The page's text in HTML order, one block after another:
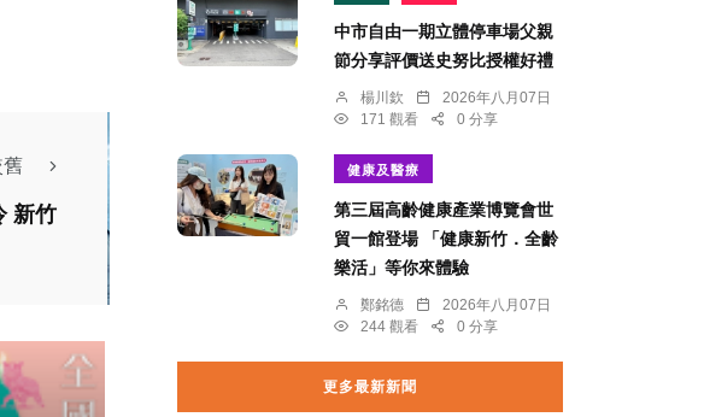
舊
新竹
中市自由一期立體停車場父親
節分享評價送史努比授權好禮
楊川欽
2026年八月07日
171 觀看
0 分享
健康及醫療
第三屆高齡健康產業博覽會世
貿一館登場 「健康新竹．全齡
樂活」等你來體驗
鄭銘德
2026年八月07日
244 觀看
0 分享
更多最新新聞